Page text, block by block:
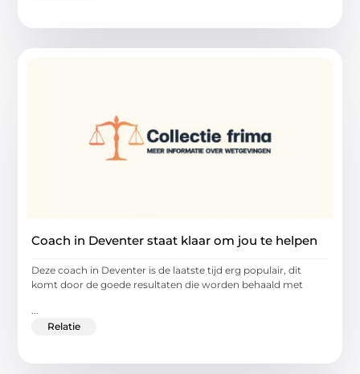
Coach in Deventer staat klaar om jou te helpen
Deze coach in Deventer is de laatste tijd erg populair, dit
komt door de goede resultaten die worden behaald met
...
Relatie